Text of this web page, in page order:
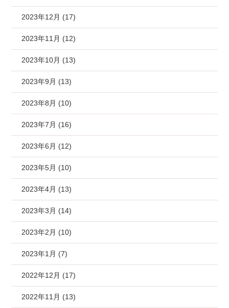
2023年12月 (17)
2023年11月 (12)
2023年10月 (13)
2023年9月 (13)
2023年8月 (10)
2023年7月 (16)
2023年6月 (12)
2023年5月 (10)
2023年4月 (13)
2023年3月 (14)
2023年2月 (10)
2023年1月 (7)
2022年12月 (17)
2022年11月 (13)